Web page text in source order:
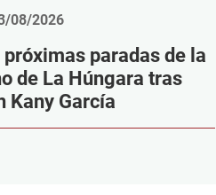
08/2026
próximas paradas de la
de La Húngara tras
Kany García